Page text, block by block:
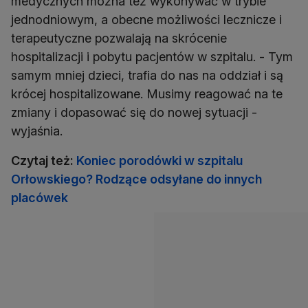
jednodniowym, a obecne możliwości lecznicze i
terapeutyczne pozwalają na skrócenie
hospitalizacji i pobytu pacjentów w szpitalu. - Tym
samym mniej dzieci, trafia do nas na oddział i są
krócej hospitalizowane. Musimy reagować na te
zmiany i dopasować się do nowej sytuacji -
wyjaśnia.
Czytaj też: Koniec porodówki w szpitalu
Orłowskiego? Rodzące odsyłane do innych
placówek